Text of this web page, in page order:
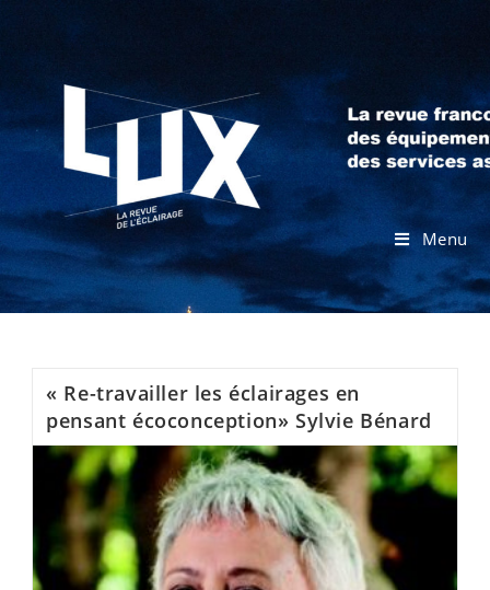
Menu
« Re-travailler les éclairages en
pensant écoconception» Sylvie Bénard